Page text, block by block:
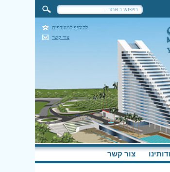
להוסיף למועדפים
צור קשר
צור קשר